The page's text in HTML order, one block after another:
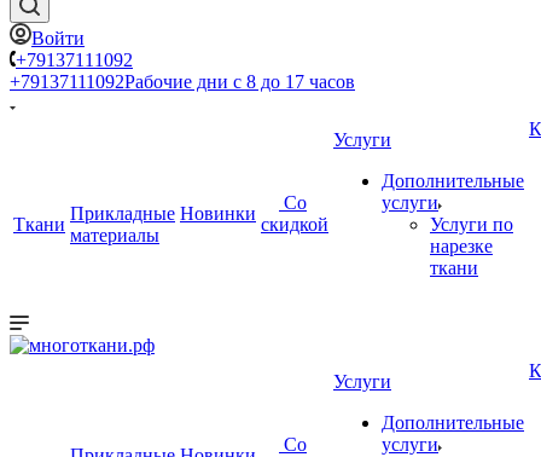
Войти
+79137111092
+79137111092Рабочие дни с 8 до 17 часов
Ткани
Прикладные
материалы
Новинки
Со
скидкой
Услуги
Дополнительные
услуги
Услуги по
нарезке
ткани
Со
Услуги
Дополнительные
услуги